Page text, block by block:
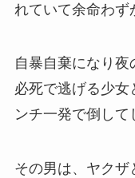
れていて余命わず
自暴自棄になり夜
必死で逃げる少
ンチ一発で倒して
その男は、ヤクザ